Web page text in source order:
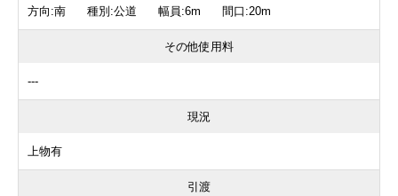
方向:南 種別:公道 幅員:6m 間口:20m
その他使用料
---
現況
上物有
引渡